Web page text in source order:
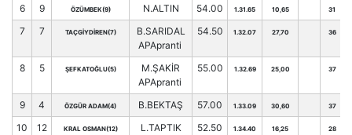
6 9 ÖZÜMBEK(9) N.ALTIN 54.00 1.31.65 10,65 31
7 7 TAÇGİYDİREN(7)
B.SARIDAL
APApranti
54.50 1.32.07 27,70 36
8 5 ŞEFKATOĞLU(5)
M.ŞAKİR
APApranti
55.00 1.32.69 25,00 37
9 4 ÖZGÜR ADAM(4) B.BEKTAŞ 57.00 1.33.09 30,60 37
10 12 KRAL OSMAN(12)
L.TAPTIK
52.50 1.34.40 16,25 28